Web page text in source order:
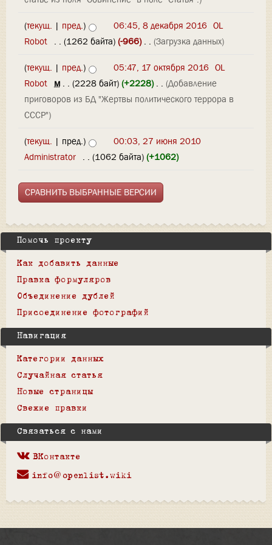
(текущ. | пред.) 06:45, 8 декабря 2016 OL
Robot . . (1262 байта) (-966)‎ . . (Загрузка данных)
(текущ. | пред.) 05:47, 17 октября 2016 OL
Robot ‎м . . (2228 байт) (+2228)‎ . . (Добавление
приговоров из БД "Жертвы политического террора в
СССР")
(текущ. | пред.)
00:03, 27 июня 2010
Administrator . . (1062 байта) (+1062)
Помочь проекту
Как добавить данные
Правка формуляров
Объединение дублей
Присоединение фотографий
Навигация
Категории данных
Случайная статья
Новые страницы
Свежие правки
Связаться с нами
ВКонтакте
info@openlist.wiki